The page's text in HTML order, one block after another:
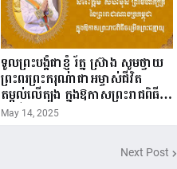
ទូលព្រះបង្គំជាខ្ញុំ រ័ត្ន ស្រ៊ាង សូមថ្វាយ
ព្រះពរព្រះករុណាជាអម្ចាស់ជីវិត
តម្កល់លើត្បូង ក្នុងឱកាសព្រះរាជពិធី
ចម្រើនព្រះជន្ម គម្រប់ខួប៧២ យាងចូល
May 14, 2025
Next Post